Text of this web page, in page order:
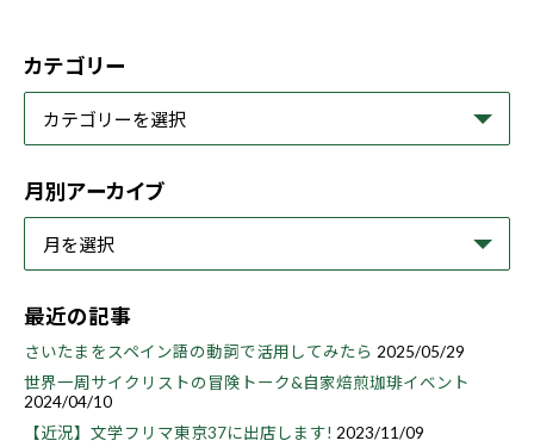
カテゴリー
月別アーカイブ
最近の記事
さいたまをスペイン語の動詞で活用してみたら 2025/05/29
世界一周サイクリストの冒険トーク&自家焙煎珈琲イベント
2024/04/10
【近況】文学フリマ東京37に出店します! 2023/11/09